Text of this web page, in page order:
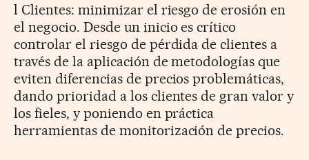
l Clientes: minimizar el riesgo de erosión en
el negocio. Desde un inicio es crítico
controlar el riesgo de pérdida de clientes a
través de la aplicación de metodologías que
eviten diferencias de precios problemáticas,
dando prioridad a los clientes de gran valor y
los fieles, y poniendo en práctica
herramientas de monitorización de precios.